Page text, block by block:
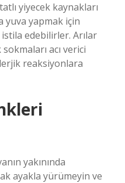
yiyecek kaynakları
yuva yapmak için
edebilirler. Arılar
acı verici
reaksiyonlara
yakınında
ayakla yürümeyin ve